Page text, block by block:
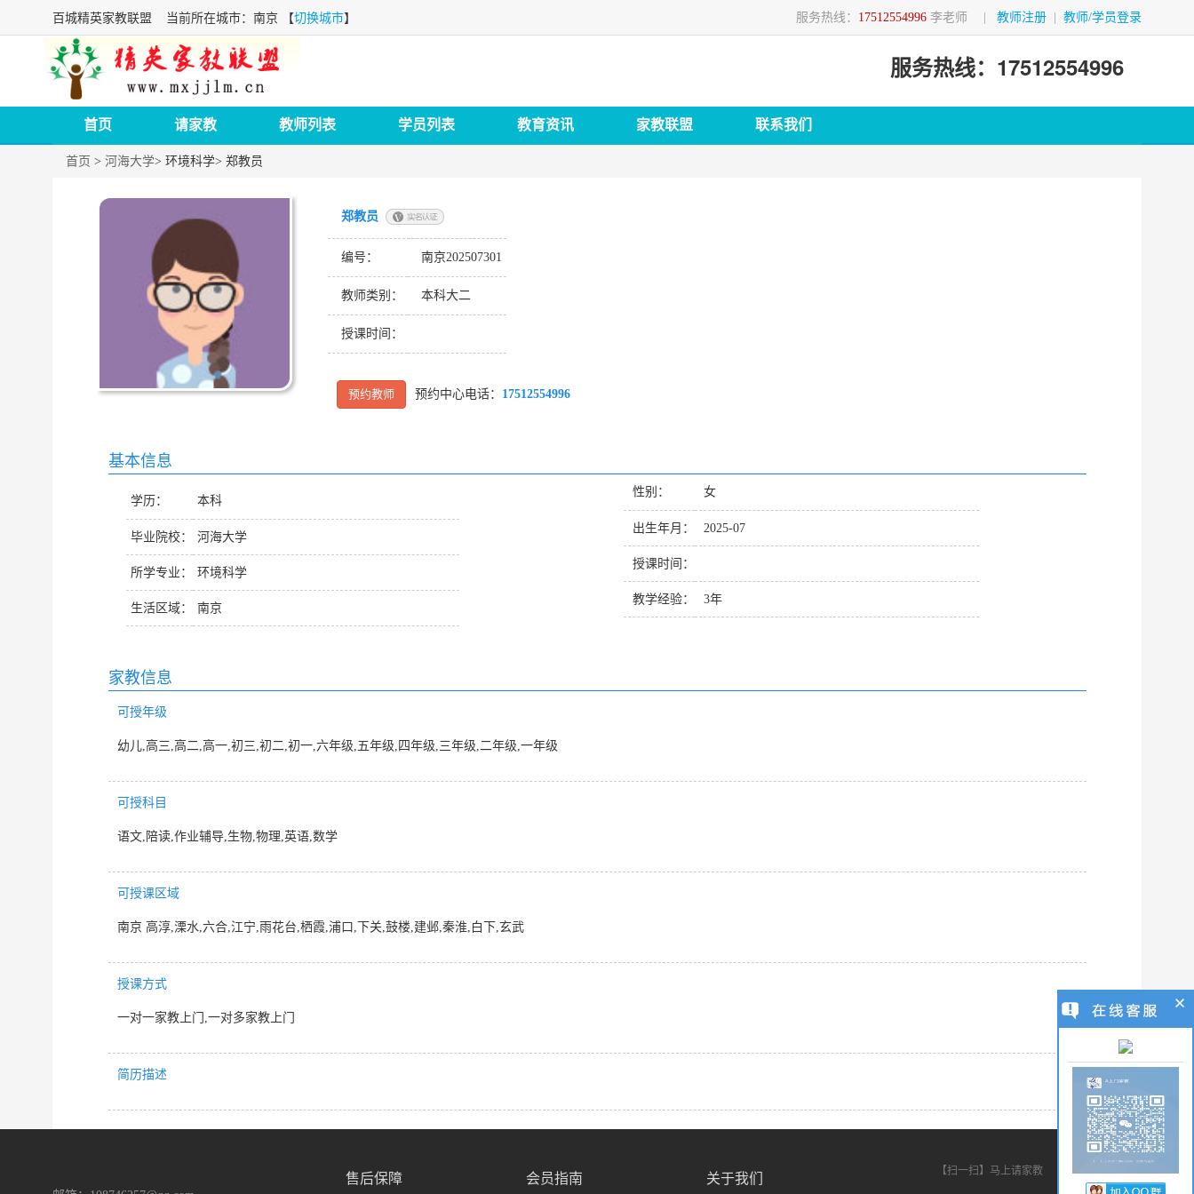
服务热线： 17512554996 李老师 教师注册 教师/学员登录
百城精英家教联盟 当前所在城市：南京 【切换城市】
服务热线：17512554996
首页 请家教 教师列表 学员列表 教育资讯 家教联盟 联系我们
首页 > 河海大学> 环境科学> 郑教员
郑教员
编号： 南京202507301
教师类别： 本科大二
授课时间：
预约教师 预约中心电话： 17512554996
基本信息
性别： 女
出生年月： 2025-07
授课时间：
教学经验： 3年
学历： 本科
毕业院校： 河海大学
所学专业： 环境科学
生活区域： 南京
家教信息
可授年级
幼儿,高三,高二,高一,初三,初二,初一,六年级,五年级,四年级,三年级,二年级,一年级
可授科目
语文,陪读,作业辅导,生物,物理,英语,数学
可授课区域
南京 高淳,溧水,六合,江宁,雨花台,栖霞,浦口,下关,鼓楼,建邺,秦淮,白下,玄武
授课方式
一对一家教上门,一对多家教上门
简历描述
售后保障 会员指南 关于我们 【扫一扫】马上请家教